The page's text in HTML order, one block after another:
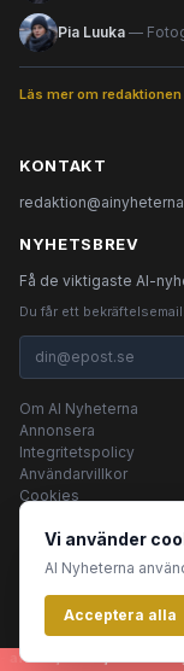
Pia Luuka —
Läs mer om
KONTAKT
NYHETSBREV
Få de viktigaste AI-
Du får ett
Om AI Nyheterna
Annonsera
Integritetspolicy
Användarvillkor
Cookies
© 2026 AI
Vi använder
AI Nyheterna
Acceptera alla
bilder, rubriker -